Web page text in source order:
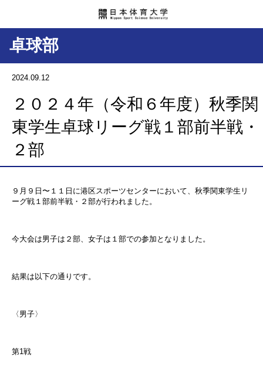
卓球部
2024.09.12
２０２４年（令和６年度）秋季関
東学生卓球リーグ戦１部前半戦・
２部
９月９日〜１１日に港区スポーツセンターにおいて、秋季関東学生リ
ーグ戦１部前半戦・２部が行われました。
今大会は男子は２部、女子は１部での参加となりました。
結果は以下の通りです。
〈男子〉
第1戦